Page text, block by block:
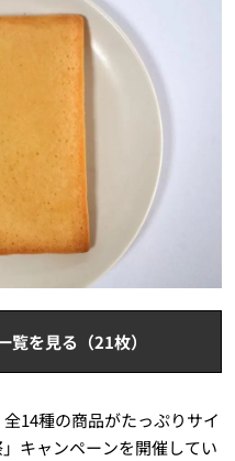
覧を見る（21枚）
14種の商品がたっぷりサイ
キャンペーンを開催してい